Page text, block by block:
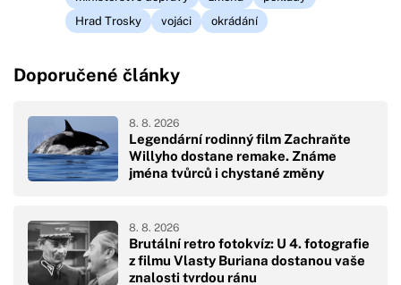
Hrad Trosky
vojáci okrádání
Doporučené články
Legendární rodinný film Zachraňte
Willyho dostane remake. Známe
jména tvůrců i chystané změny
8. 8. 2026
Brutální retro fotokvíz: U 4. fotografie
z filmu Vlasty Buriana dostanou vaše
znalosti tvrdou ránu
8. 8. 2026